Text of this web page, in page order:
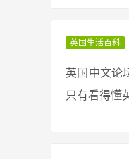
英国生活百科
英国中文论
只有看得懂